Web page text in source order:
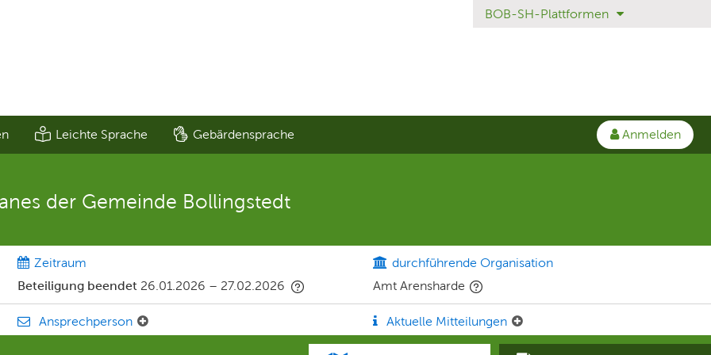
BOB-SH-Plattformen
Leichte Sprache Gebärdensprache
Anmelden
der Gemeinde Bollingstedt
Zeitraum
Beteiligung beendet 26.01.2026 – 27.02.2026
durchführende Organisation
Amt Arensharde
Ansprechperson Aktuelle Mitteilungen